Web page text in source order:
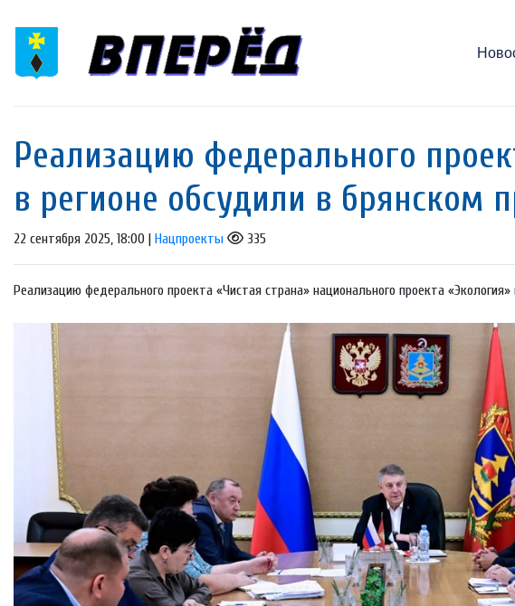
Реализацию федерального
в регионе обсудили в брянском
22 сентября 2025, 18:00 | Нацпроекты 335
Реализацию федерального проекта «Чистая страна» национального проекта